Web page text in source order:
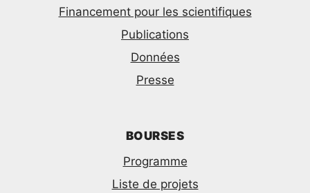
Financement pour les scientifiques
Publications
Données
Presse
BOURSES
Programme
Liste de projets